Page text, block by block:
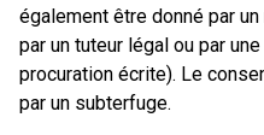
également être donné par
par un tuteur légal ou par
procuration écrite). Le
par un subterfuge.